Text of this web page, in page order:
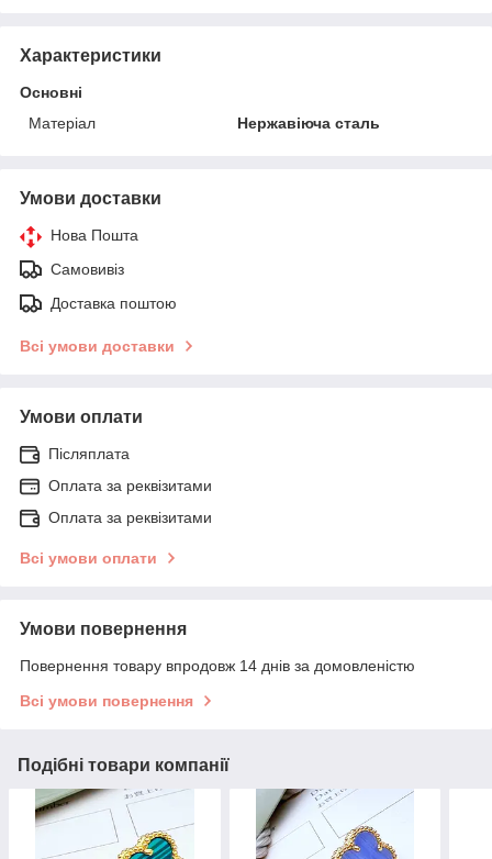
Характеристики
Основні
Матеріал
Нержавіюча сталь
Умови доставки
Нова Пошта
Самовивіз
Доставка поштою
Всі умови доставки
Умови оплати
Післяплата
Оплата за реквізитами
Оплата за реквізитами
Всі умови оплати
Умови повернення
Повернення товару впродовж 14 днів за домовленістю
Всі умови повернення
Подібні товари компанії